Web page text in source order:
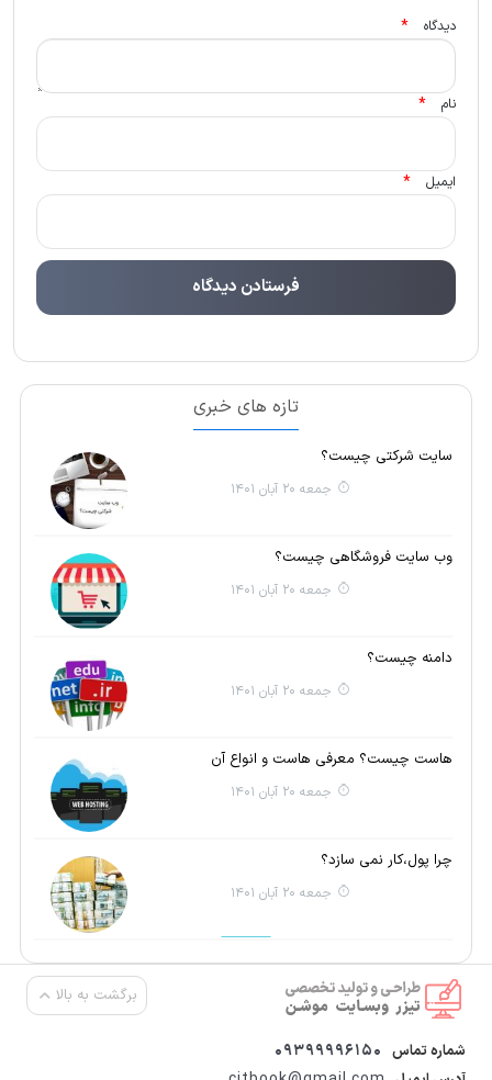
دیدگاه *
نام *
ایمیل *
تازه های خبری
سایت شرکتی چیست؟
جمعه 20 آبان 1401
وب سایت فروشگاهی چیست؟
جمعه 20 آبان 1401
دامنه چیست؟
جمعه 20 آبان 1401
هاست چیست؟ معرفی هاست و انواع آن
جمعه 20 آبان 1401
چرا پول،کار نمی سازد؟
جمعه 20 آبان 1401
برگشت به بالا
شماره تماس 09399996150